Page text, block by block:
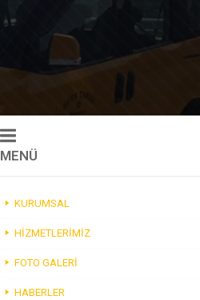
MENÜ
KURUMSAL
HIZMETLERIMIZ
FOTO GALERI
HABERLER